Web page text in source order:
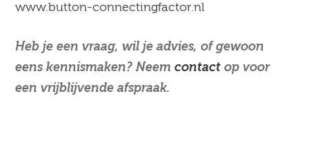
www.button-connectingfactor.nl
Heb je een vraag, wil je advies, of gewoon
eens kennismaken? Neemcontact op voor
een vrijblijvende afspraak.